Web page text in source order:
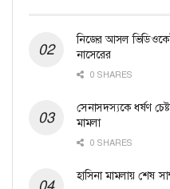
নিজের আসল
নাসেরের
0 SHARES
সেনাসদস্যকে ধর্ষণ
মামলা
0 SHARES
হাসিনা মামলায় শেষ